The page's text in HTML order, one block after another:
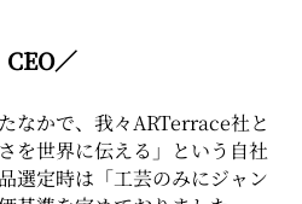
／
なかで、我々ARTerrace社と
を世界に伝える」という自社
選定時は「工芸のみにジャン